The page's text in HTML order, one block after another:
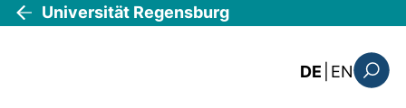
Direkt zum Inhalt
Universität Regensburg
DE EN: this